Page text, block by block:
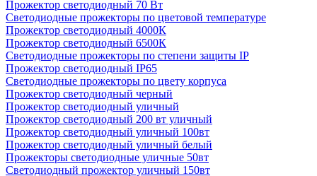
Прожектор светодиодный 70 Вт
Светодиодные прожекторы по цветовой температуре
Прожектор светодиодный 4000К
Прожектор светодиодный 6500К
Светодиодные прожекторы по степени защиты IP
Прожектор светодиодный IP65
Светодиодные прожекторы по цвету корпуса
Прожектор светодиодный черный
Прожектор светодиодный уличный
Прожектор светодиодный 200 вт уличный
Прожектор светодиодный уличный 100вт
Прожектор светодиодный уличный белый
Прожекторы светодиодные уличные 50вт
Светодиодный прожектор уличный 150вт